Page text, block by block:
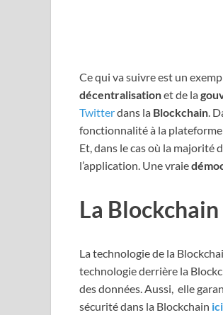
Ce qui va suivre est un
décentralisationet de la
Twitterdans la Blockchain.
fonctionnalité à la
Et, dans le cas où la majorité
l’application. Une vraie
La
La technologie de la
technologie derrière la
des données. Aussi, elle
sécurité dans la Blockchain ici